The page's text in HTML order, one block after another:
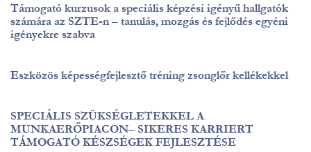
Támogató kurzusok a speciális képzési igényű hallgatók
számára az SZTE-n – tanulás, mozgás és fejlődés egyéni
igényekre szabva
Eszközös képességfejlesztő tréning zsonglőr kellékekkel
SPECIÁLIS SZÜKSÉGLETEKKEL A
MUNKAERŐPIACON– SIKERES KARRIERT
TÁMOGATÓ KÉSZSÉGEK FEJLESZTÉSE